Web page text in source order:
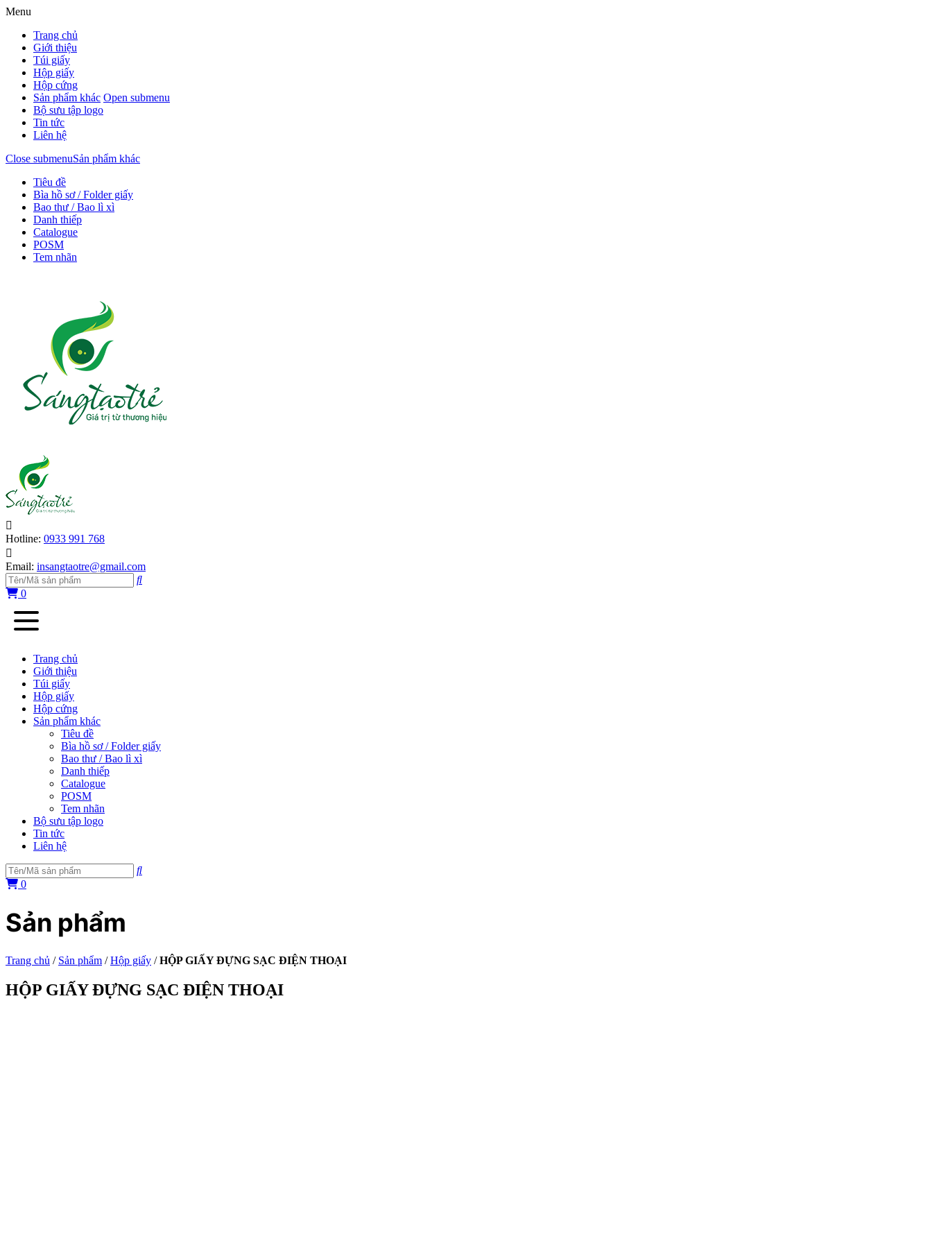
Menu
Trang chủ
Giới thiệu
Túi giấy
Hộp giấy
Hộp cứng
Sản phẩm khác Open submenu
Bộ sưu tập logo
Tin tức
Liên hệ
Close submenuSản phẩm khác
Tiêu đề
Bìa hồ sơ / Folder giấy
Bao thư / Bao lì xì
Danh thiếp
Catalogue
POSM
Tem nhãn
Hotline: 0933 991 768
Email: insangtaotre@gmail.com
0
Trang chủ
Giới thiệu
Túi giấy
Hộp giấy
Hộp cứng
Sản phẩm khác
Tiêu đề
Bìa hồ sơ / Folder giấy
Bao thư / Bao lì xì
Danh thiếp
Catalogue
POSM
Tem nhãn
Bộ sưu tập logo
Tin tức
Liên hệ
0
Sản phẩm
Trang chủ / Sản phẩm /Hộp giấy /HỘP GIẤY ĐỰNG SẠC ĐIỆN THOẠI
HỘP GIẤY ĐỰNG SẠC ĐIỆN THOẠI